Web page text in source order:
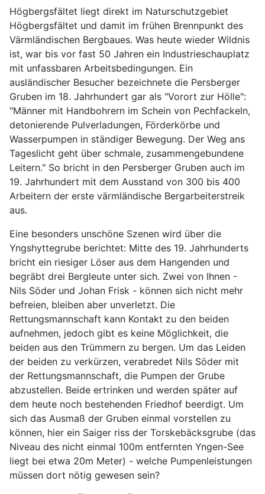
Högbergsfältet liegt direkt im Naturschutzgebiet
Högbergsfältet und damit im frühen Brennpunkt des
Värmländischen Bergbaues. Was heute wieder Wildnis
ist, war bis vor fast 50 Jahren ein Industrieschauplatz
mit unfassbaren Arbeitsbedingungen. Ein
ausländischer Besucher bezeichnete die Persberger
Gruben im 18. Jahrhundert gar als "Vorort zur Hölle":
"Männer mit Handbohrern im Schein von Pechfackeln,
detonierende Pulverladungen, Förderkörbe und
Wasserpumpen in ständiger Bewegung. Der Weg ans
Tageslicht geht über schmale, zusammengebundene
Leitern." So bricht in den Persberger Gruben auch im
19. Jahrhundert mit dem Ausstand von 300 bis 400
Arbeitern der erste värmländische Bergarbeiterstreik
aus.
Eine besonders unschöne Szenen wird über die
Yngshyttegrube berichtet: Mitte des 19. Jahrhunderts
bricht ein riesiger Löser aus dem Hangenden und
begräbt drei Bergleute unter sich. Zwei von Ihnen -
Nils Söder und Johan Frisk - können sich nicht mehr
befreien, bleiben aber unverletzt. Die
Rettungsmannschaft kann Kontakt zu den beiden
aufnehmen, jedoch gibt es keine Möglichkeit, die
beiden aus den Trümmern zu bergen. Um das Leiden
der beiden zu verkürzen, verabredet Nils Söder mit
der Rettungsmannschaft, die Pumpen der Grube
abzustellen. Beide ertrinken und werden später auf
dem heute noch bestehenden Friedhof beerdigt. Um
sich das Ausmaß der Gruben einmal vorstellen zu
können, hier ein Saiger riss der Torskebäcksgrube (das
Niveau des nicht einmal 100m entfernten Yngen-See
liegt bei etwa 20m Meter) - welche Pumpenleistungen
müssen dort nötig gewesen sein?